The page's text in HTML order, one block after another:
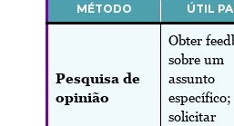
MÉTODO ÚTIL
Pesquisa de
opinião
Obter
sobre um
assunto
específico;
solicitar